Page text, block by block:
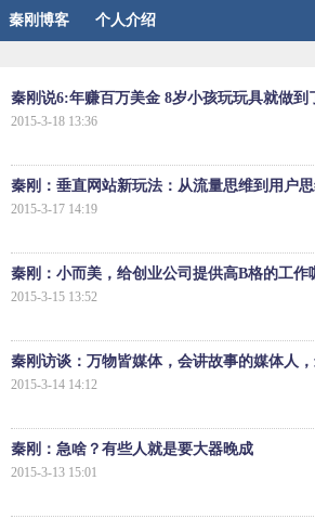
秦刚博客 个人介绍
秦刚说6:年赚百万美金 8岁小孩玩玩具就做到
2015-3-18 13:36
秦刚：垂直网站新玩法：从流量思维到用户
2015-3-17 14:19
秦刚：小而美，给创业公司提供高B格的工作
2015-3-15 13:52
秦刚访谈：万物皆媒体，会讲故事的媒体人
2015-3-14 14:12
秦刚：急啥？有些人就是要大器晚成
2015-3-13 15:01